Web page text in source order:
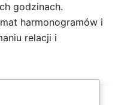
godzinach.
harmonogramów i
relacji i